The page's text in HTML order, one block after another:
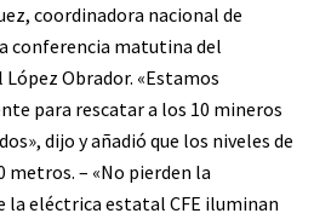
coordinadora nacional de
conferencia matutina del
Obrador. «Estamos
para rescatar a los 10 mineros
dijo y añadió que los niveles de
metros. – «No pierden la
la eléctrica estatal CFE iluminan